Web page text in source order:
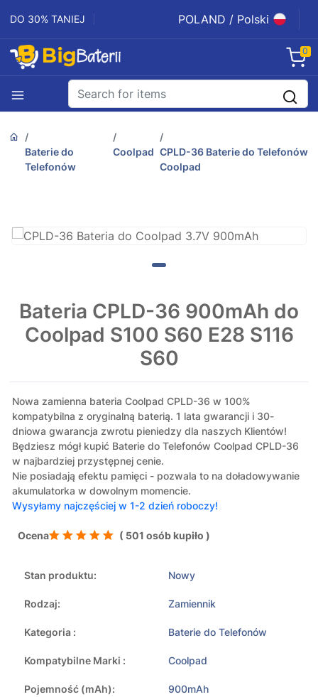
DO 30% TANIEJ POLAND / Polski
0
Baterie do
Telefonów
Coolpad CPLD-36 Baterie do Telefonów
Coolpad
Bateria CPLD-36 900mAh do
Coolpad S100 S60 E28 S116
S60
Nowa zamienna bateria Coolpad CPLD-36 w 100%
kompatybilna z oryginalną baterią. 1 lata gwarancji i 30-
dniowa gwarancja zwrotu pieniedzy dla naszych Klientów!
Będziesz mógł kupić Baterie do Telefonów Coolpad CPLD-36
w najbardziej przystępnej cenie.
Nie posiadają efektu pamięci - pozwala to na doładowywanie
akumulatorka w dowolnym momencie.
Wysyłamy najczęściej w 1-2 dzień roboczy!
Ocena ( 501 osób kupiło )
Stan produktu: Nowy
Rodzaj: Zamiennik
Kategoria : Baterie do Telefonów
Kompatybilne Marki : Coolpad
Pojemność (mAh):
900mAh